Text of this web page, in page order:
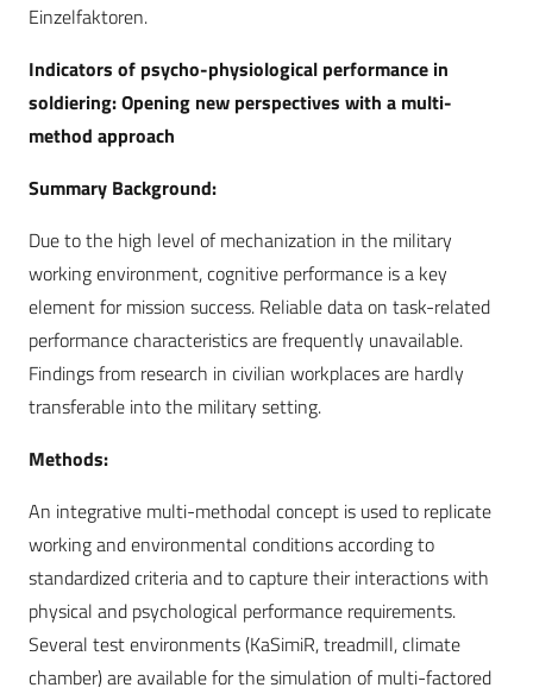
Einzelfaktoren.
Indicators of psycho-physiological performance in
soldiering: Opening new perspectives with a multi-
method approach
Summary Background:
Due to the high level of mechanization in the military
working environment, cognitive performance is a key
element for mission success. Reliable data on task-related
performance characteristics are frequently unavailable.
Findings from research in civilian workplaces are hardly
transferable into the military setting.
Methods:
An integrative multi-methodal concept is used to replicate
working and environmental conditions according to
standardized criteria and to capture their interactions with
physical and psychological performance requirements.
Several test environments (KaSimiR, treadmill, climate
chamber) are available for the simulation of multi-factored